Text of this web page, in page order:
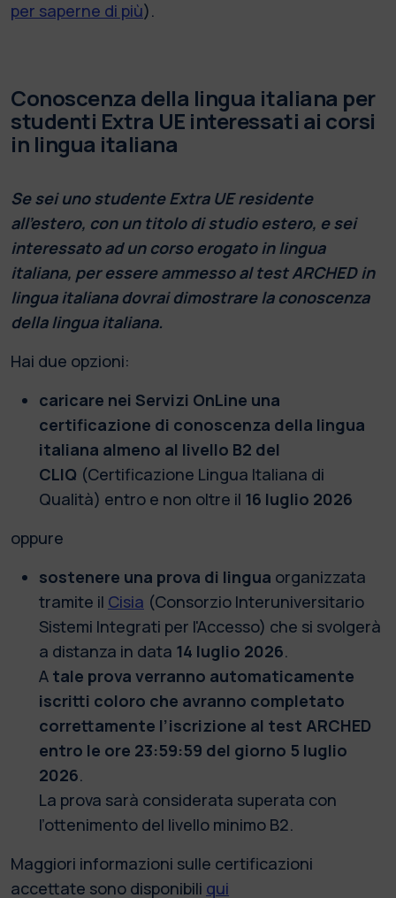
per saperne di più).
Conoscenza della lingua italiana per
studenti Extra UE interessati ai corsi
in lingua italiana
Se sei uno studente Extra UE residente
all'estero, con un titolo di studio estero, e sei
interessato ad un corso erogato in lingua
italiana, per essere ammesso al test ARCHED in
lingua italiana dovrai dimostrare la conoscenza
della lingua italiana.
Hai due opzioni:
caricare nei Servizi OnLine una
certificazione di conoscenza della lingua
italiana almeno al livello B2 del
CLIQ (Certificazione Lingua Italiana di
Qualità) entro e non oltre il 16 luglio 2026
oppure
sostenere una prova di lingua organizzata
tramite il Cisia (Consorzio Interuniversitario
Sistemi Integrati per l'Accesso) che si svolgerà
a distanza in data 14 luglio 2026.
A tale prova verranno automaticamente
iscritti coloro che avranno completato
correttamente l’iscrizione al test ARCHED
entro le ore 23:59:59 del giorno 5 luglio
2026.
La prova sarà considerata superata con
l’ottenimento del livello minimo B2.
Maggiori informazioni sulle certificazioni
accettate sono disponibili qui